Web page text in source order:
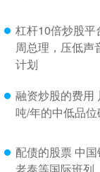
杠杆10倍炒股
周总理，压低声
计划
融资炒股的费用
吨/年的中低品
配债的股票 中